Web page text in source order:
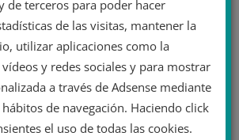
de Vox de Algeciras, mayo de 2020.
le ha denunciado en el Juzgado de
y en el Tribunal de Cuentas por
y presunta apropiación indebida
aportadas por afiliados y
de terceros para poder hacer
de las visitas, mantener la
utilizar aplicaciones como la
y redes sociales y para mostrar
a través de Adsense mediante
de navegación. Haciendo click
el uso de todas las cookies.